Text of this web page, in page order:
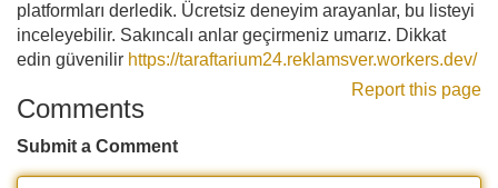
platformları derledik. Ücretsiz deneyim arayanlar, bu listeyi
inceleyebilir. Sakıncalı anlar geçirmeniz umarız. Dikkat
edin güvenilir https://taraftarium24.reklamsver.workers.dev/
Report this page
Comments
Submit a Comment